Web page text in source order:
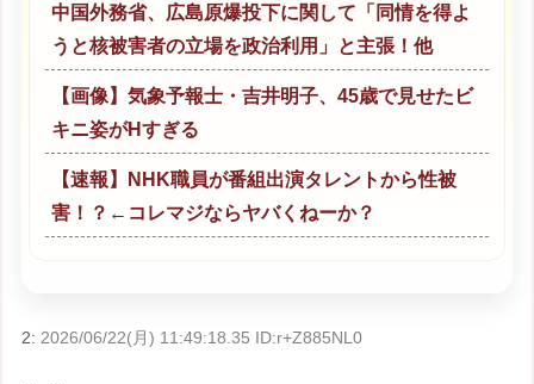
中国外務省、広島原爆投下に関して「同情を得よ
うと核被害者の立場を政治利用」と主張！他
【画像】気象予報士・吉井明子、45歳で見せたビ
キニ姿がHすぎる
【速報】NHK職員が番組出演タレントから性被
害！？←コレマジならヤバくねーか？
2: 2026/06/22(月) 11:49:18.35 ID:r+Z885NL0